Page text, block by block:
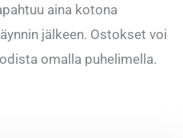
aina kotona
jälkeen. Ostokset voi
omalla puhelimella.